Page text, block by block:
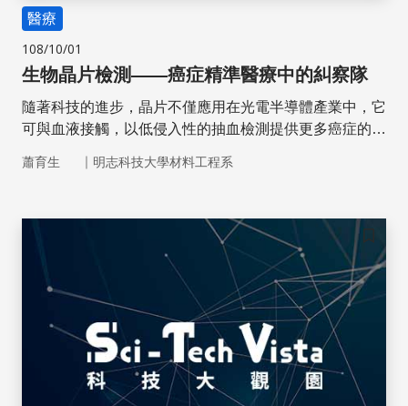
醫療
108/10/01
生物晶片檢測——癌症精準醫療中的糾察隊
隨著科技的進步，晶片不僅應用在光電半導體產業中，它
可與血液接觸，以低侵入性的抽血檢測提供更多癌症的相
蕭育生 ｜ 明志科技大學材料工程系
儲存